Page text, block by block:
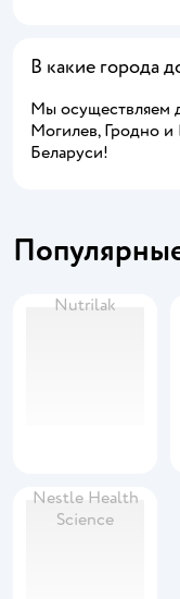
В какие города
Мы осуществляем
Могилев, Гродно и
Беларуси!
Nutrilak
Nestle Health
Science